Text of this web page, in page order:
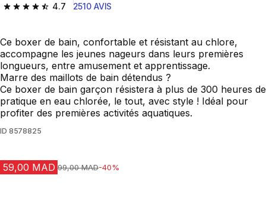
4.7
4.7 out of 5 stars from 2510 reviews
2510 AVIS
Ce boxer de bain, confortable et résistant au chlore,
accompagne les jeunes nageurs dans leurs premières
longueurs, entre amusement et apprentissage.
Marre des maillots de bain détendus ?
Ce boxer de bain garçon résistera à plus de 300 heures de
pratique en eau chlorée, le tout, avec style ! Idéal pour
profiter des premières activités aquatiques.
ID 8578825
59,00 MAD Prix avant la réduction
99,00 MAD-40%